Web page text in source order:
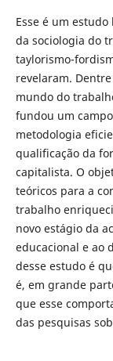
Esse é um
da sociologia do
taylorismo-
revelaram.
mundo do
fundou um
metodologia
qualificação da
capitalista. O
teóricos para a
trabalho
novo estágio da
educacional e ao
desse estudo é
é, em grande
que esse
das pesquisas